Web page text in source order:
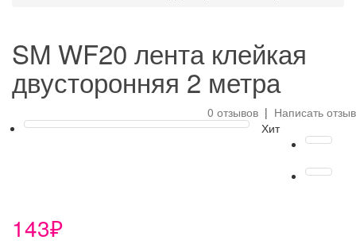
SM WF20 лента клейкая
двусторонняя 2 метра
0 отзывов | Написать отзыв
Хит
143₽